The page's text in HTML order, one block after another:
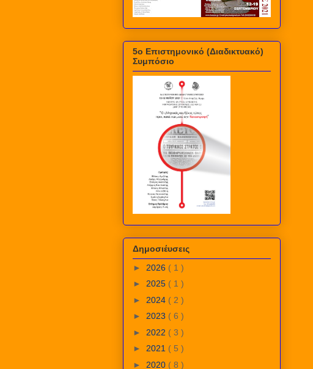
5ο Επιστημονικό (Διαδικτυακό)
Συμπόσιο
Δημοσιέυσεις
► 2026 ( 1 )
► 2025 ( 1 )
► 2024 ( 2 )
► 2023 ( 6 )
► 2022 ( 3 )
► 2021 ( 5 )
► 2020 ( 8 )